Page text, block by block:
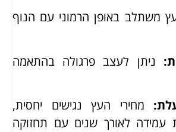
משתלב באופן הרמוני עם הנוף
: ניתן לעצב פרגולה בהתאמה
: מחירי העץ נגישים יחסית,
עמידה לאורך שנים עם תחזוקה